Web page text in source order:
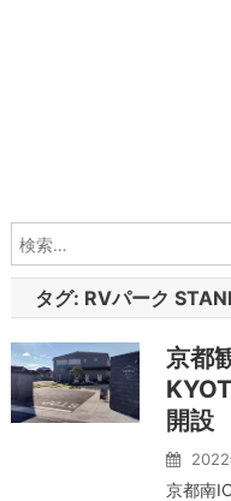
タグ: RVパーク
京都
開設
京都南